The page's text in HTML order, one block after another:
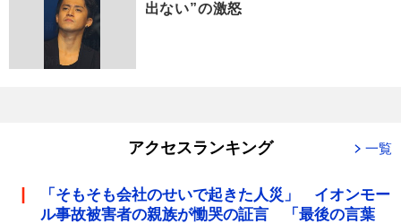
出ない”の激怒
アクセスランキング 一覧
「そもそも会社のせいで起きた人災」 イオンモー
ル事故被害者の親族が慟哭の証言 「最後の言葉